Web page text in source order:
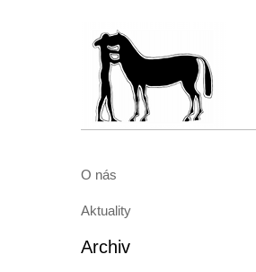
O nás
Aktuality
Archiv